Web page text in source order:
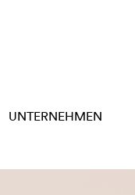
UNTERNEHMEN